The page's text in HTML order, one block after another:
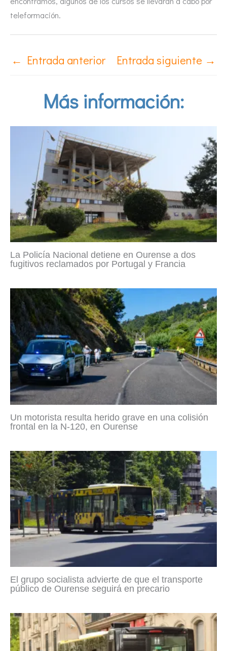
teleformación.
← Entrada anterior Entrada siguiente →
Más información:
La Policía Nacional detiene en Ourense a dos
fugitivos reclamados por Portugal y Francia
Un motorista resulta herido grave en una colisión
frontal en la N-120, en Ourense
El grupo socialista advierte de que el transporte
público de Ourense seguirá en precario